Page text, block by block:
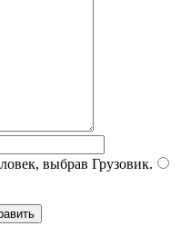
выбрав Грузовик.